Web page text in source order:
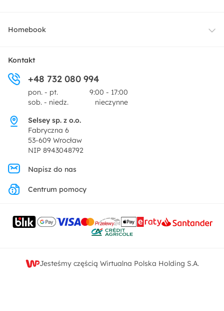
Dekoracje i akcesoria
Promocje
Dostawa
Zwroty
Pytania i odpowiedzi
Homebook
O nas
Centrum prasowe
Regulamin
Polityka prywatności
Ustawienia prywatności
Kontakt
Kontakt
+48 732 080 994
pon. - pt.
9:00 - 17:00
sob. - niedz.
nieczynne
Selsey sp. z o.o.
Fabryczna 6
53-609 Wrocław
NIP 8943048792
Napisz do nas
Centrum pomocy
Jesteśmy częścią Wirtualna Polska Holding S.A.